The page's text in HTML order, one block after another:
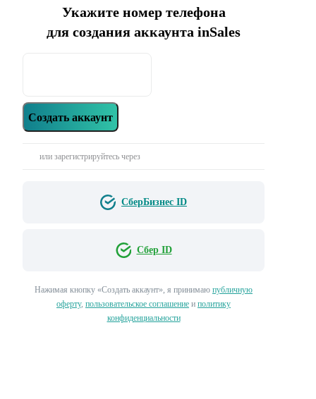
Укажите номер телефона
для создания аккаунта inSales
Создать аккаунт
или зарегистрируйтесь через
СберБизнес ID
Сбер ID
Нажимая кнопку «‎Создать аккаунт»‎, я принимаю публичную
оферту, пользовательское соглашение и политику
конфиденциальности